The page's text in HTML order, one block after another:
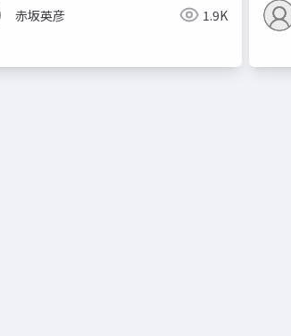
赤坂英彦 1.9K